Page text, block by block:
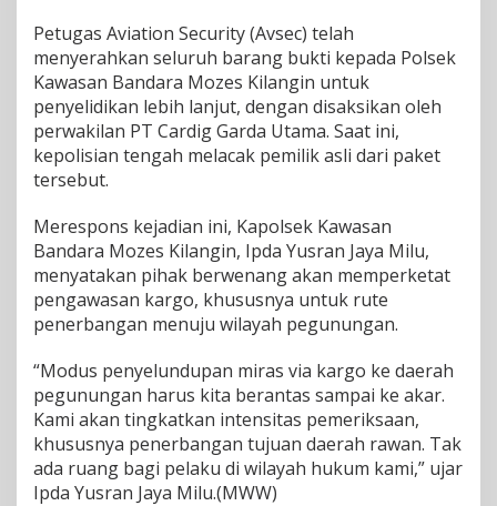
a
g
o
D
i
p
i
k
s
a
Petugas Aviation Security (Avsec) telah
menyerahkan seluruh barang bukti kepada Polsek
Kawasan Bandara Mozes Kilangin untuk
penyelidikan lebih lanjut, dengan disaksikan oleh
perwakilan PT Cardig Garda Utama. Saat ini,
kepolisian tengah melacak pemilik asli dari paket
tersebut.
Merespons kejadian ini, Kapolsek Kawasan
Bandara Mozes Kilangin, Ipda Yusran Jaya Milu,
menyatakan pihak berwenang akan memperketat
pengawasan kargo, khususnya untuk rute
penerbangan menuju wilayah pegunungan.
“Modus penyelundupan miras via kargo ke daerah
pegunungan harus kita berantas sampai ke akar.
Kami akan tingkatkan intensitas pemeriksaan,
khususnya penerbangan tujuan daerah rawan. Tak
ada ruang bagi pelaku di wilayah hukum kami,” ujar
Ipda Yusran Jaya Milu.(MWW)